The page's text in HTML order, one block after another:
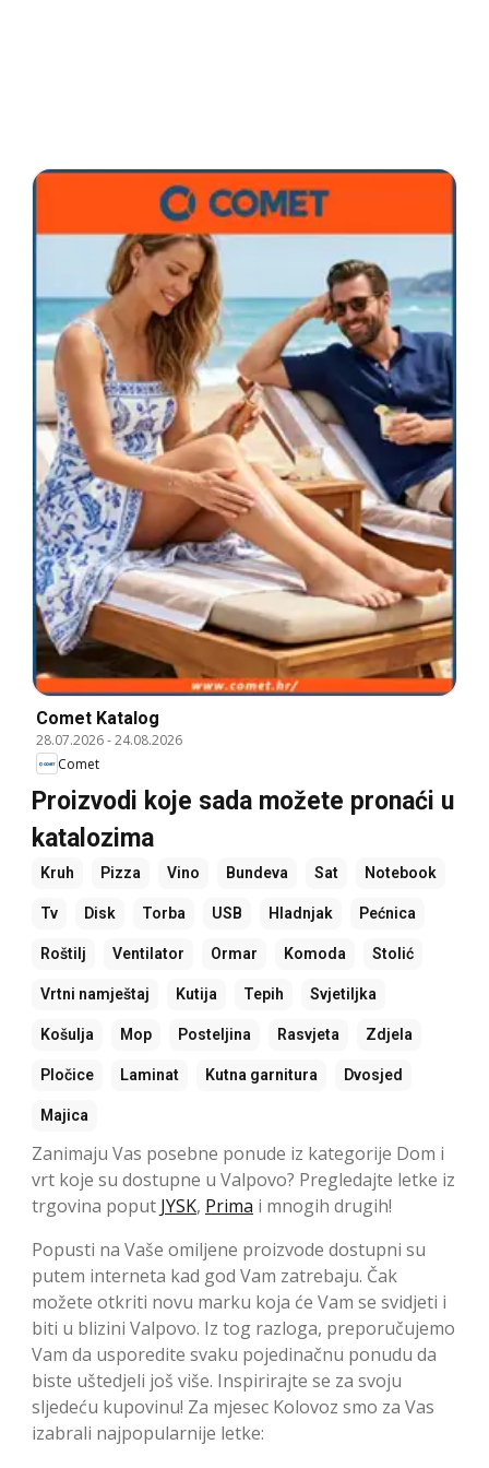
Comet Katalog
28.07.2026-24.08.2026
Comet
Proizvodi koje sada možete pronaći u
katalozima
Kruh Pizza Vino Bundeva Sat Notebook
Tv Disk Torba USB Hladnjak Pećnica
Roštilj Ventilator Ormar Komoda Stolić
Vrtni namještaj Kutija Tepih Svjetiljka
Košulja Mop Posteljina Rasvjeta Zdjela
Pločice Laminat Kutna garnitura Dvosjed
Majica
Zanimaju Vas posebne ponude iz kategorije Dom i
vrt koje su dostupne u Valpovo? Pregledajte letke iz
trgovina poput JYSK, Prima i mnogih drugih!
Popusti na Vaše omiljene proizvode dostupni su
putem interneta kad god Vam zatrebaju. Čak
možete otkriti novu marku koja će Vam se svidjeti i
biti u blizini Valpovo. Iz tog razloga, preporučujemo
Vam da usporedite svaku pojedinačnu ponudu da
biste uštedjeli još više. Inspirirajte se za svoju
sljedeću kupovinu! Za mjesec Kolovoz smo za Vas
izabrali najpopularnije letke: